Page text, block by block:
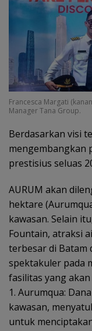
Francesca Margati
Manager Tana Group.
Berdasarkan visi
mengembangkan
prestisius seluas
AURUM akan
hektare
kawasan. Selain
Fountain, atraksi
terbesar di Batam
spektakuler pada
fasilitas yang
1. Aurumqua:
kawasan,
untuk